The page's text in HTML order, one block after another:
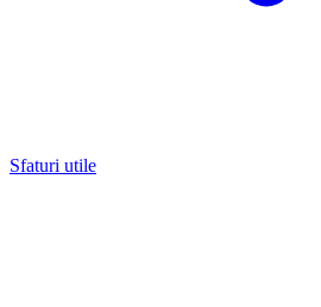
Sfaturi utile